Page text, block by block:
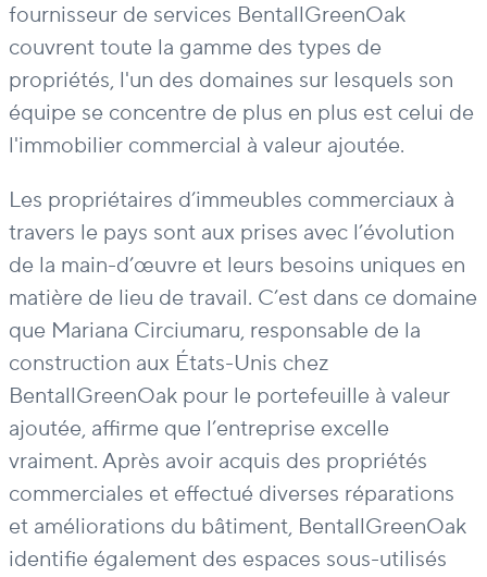
fournisseur de services BentallGreenOak
couvrent toute la gamme des types de
propriétés, l'un des domaines sur lesquels son
équipe se concentre de plus en plus est celui de
l'immobilier commercial à valeur ajoutée.
Les propriétaires d’immeubles commerciaux à
travers le pays sont aux prises avec l’évolution
de la main-d’œuvre et leurs besoins uniques en
matière de lieu de travail. C’est dans ce domaine
que Mariana Circiumaru, responsable de la
construction aux États-Unis chez
BentallGreenOak pour le portefeuille à valeur
ajoutée, affirme que l’entreprise excelle
vraiment. Après avoir acquis des propriétés
commerciales et effectué diverses réparations
et améliorations du bâtiment, BentallGreenOak
identifie également des espaces sous-utilisés